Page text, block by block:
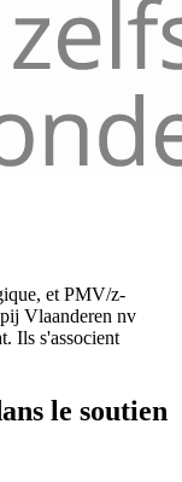
et PMV/z-
Vlaanderen nv
Ils s'associent
le soutien